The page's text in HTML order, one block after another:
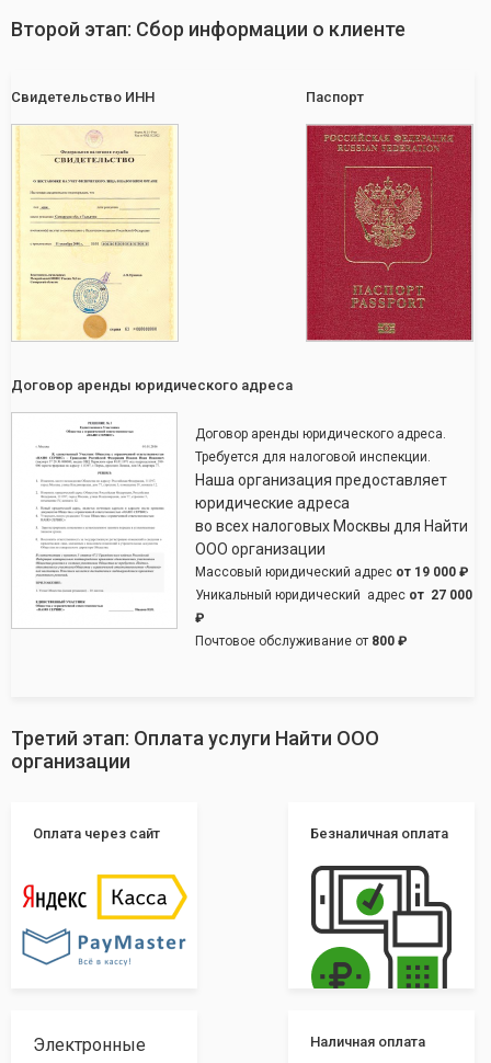
Второй этап: Сбор информации о клиенте
Свидетельство ИНН Паспорт
Договор аренды юридического адреса
Договор аренды юридического адреса.
Требуется для налоговой инспекции.
Наша организация предоставляет
юридические адреса
во всех налоговых Москвы для Найти
ООО организации
Массовый юридический адрес от 19 000 ₽
Уникальный юридический адрес от 27 000
₽
Почтовое обслуживание от 800 ₽
Третий этап: Оплата услуги Найти ООО
организации
Оплата через сайт Безналичная оплата
Электронные
Наличная оплата